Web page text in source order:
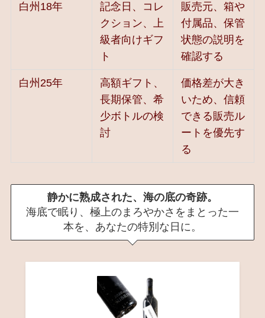
白州18年
記念日、コレ
クション、上
級者向けギフ
ト
販売元、箱や
付属品、保管
状態の説明を
確認する
白州25年
高額ギフト、
長期保管、希
少ボトルの検
討
価格差が大き
いため、信頼
できる販売ル
ートを優先す
る
静かに熟成された、海の底の奇跡。
海底で眠り、極上のまろやかさをまとった一
本を、あなたの特別な日に。